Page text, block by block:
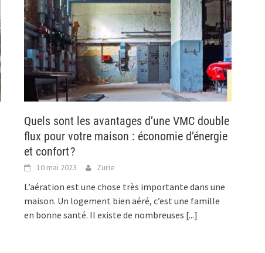
Quels sont les avantages d’une VMC double
flux pour votre maison : économie d’énergie
et confort ?
10 mai 2023 Zurie
L’aération est une chose très importante dans une
maison. Un logement bien aéré, c’est une famille
en bonne santé. Il existe de nombreuses [...]